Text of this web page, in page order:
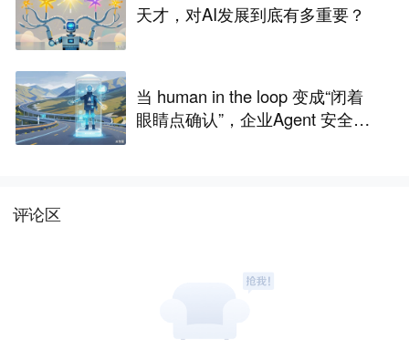
天才，对AI发展到底有多重要？
当 human in the loop 变成“闭着
眼睛点确认”，企业Agent 安全还
评论区